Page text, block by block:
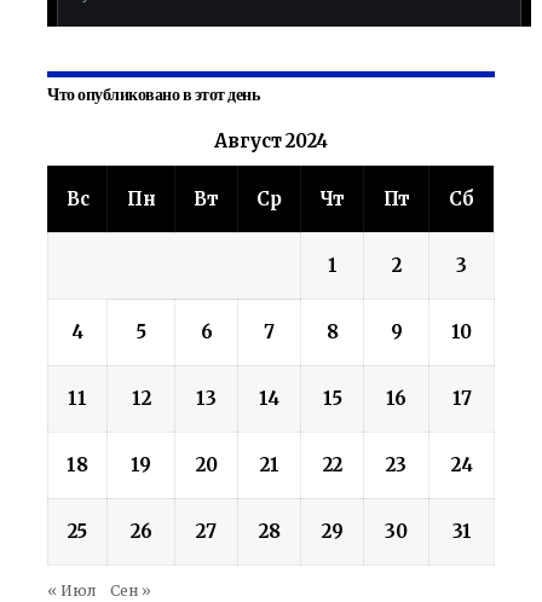
Что опубликовано в этот день
Август 2024
Вс Пн Вт Ср Чт Пт Сб
1 2 3
4 5 6 7 8 9 10
11 12 13 14 15 16 17
18 19 20 21 22 23 24
25 26 27 28 29 30 31
« Июл Сен »